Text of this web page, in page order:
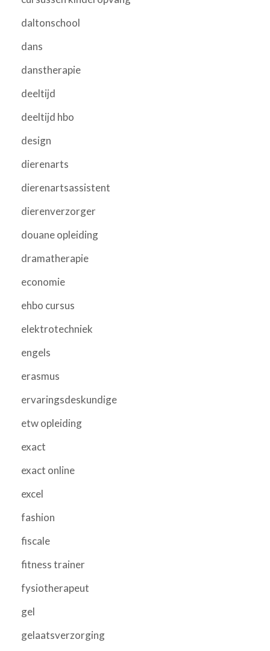
daltonschool
dans
danstherapie
deeltijd
deeltijd hbo
design
dierenarts
dierenartsassistent
dierenverzorger
douane opleiding
dramatherapie
economie
ehbo cursus
elektrotechniek
engels
erasmus
ervaringsdeskundige
etw opleiding
exact
exact online
excel
fashion
fiscale
fitness trainer
fysiotherapeut
gel
gelaatsverzorging